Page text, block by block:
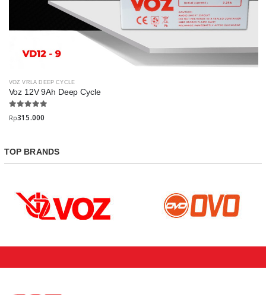
VOZ VRLA DEEP CYCLE
Voz 12V 9Ah Deep Cycle
Rp315.000
TOP BRANDS